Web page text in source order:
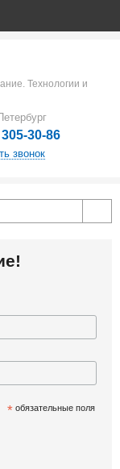
Технологии и
30-86
звонок
*обязательные поля